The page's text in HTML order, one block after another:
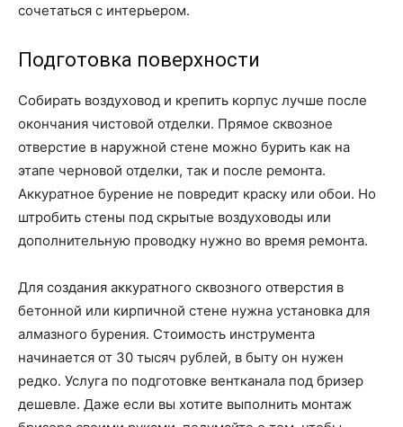
сочетаться с интерьером.
Подготовка поверхности
Собирать воздуховод и крепить корпус лучше после
окончания чистовой отделки. Прямое сквозное
отверстие в наружной стене можно бурить как на
этапе черновой отделки, так и после ремонта.
Аккуратное бурение не повредит краску или обои. Но
штробить стены под скрытые воздуховоды или
дополнительную проводку нужно во время ремонта.
Для создания аккуратного сквозного отверстия в
бетонной или кирпичной стене нужна установка для
алмазного бурения. Стоимость инструмента
начинается от 30 тысяч рублей, в быту он нужен
редко. Услуга по подготовке вентканала под бризер
дешевле. Даже если вы хотите выполнить монтаж